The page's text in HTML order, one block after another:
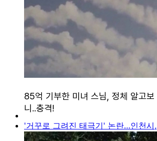
'거꾸로 그려진 태극기' 논란…인천시